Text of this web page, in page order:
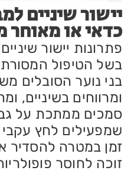
יישור שיניים
כדאי או מאוחר
פתרונות יישור
בשל הטיפול
בני נוער הסובלים
ומרווחים בשיניים,
סמכים ממתכת על
שמפעילים לחץ עקבי
זמן במטרה להסדיר
זוכה לחוסר